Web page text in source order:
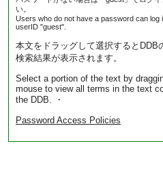
い。
Users who do not have a password can log
userID "guest".
本文をドラッグして選択するとDDB
検索結果が表示されます。
Select a portion of the text by
mouse to view all terms in the text
the DDB. ・
Password Access Policies